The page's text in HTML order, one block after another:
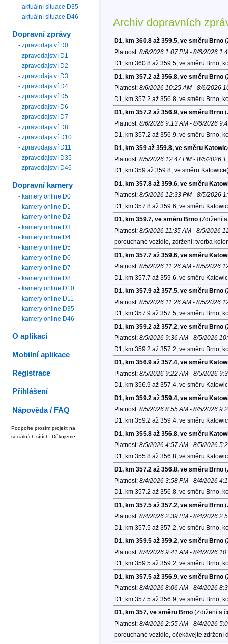
Archiv dopravních
D1, km 360.8 až 359.5, ve směru Brno
Platnost: 8/6/2026 1:07 PM - 8/6/2026
D1, km 360.8 až 359.5, ve směru Brno,
D1, km 357.2 až 356.8, ve směru Brno
Platnost: 8/6/2026 10:25 AM - 8/6/2026
D1, km 357.2 až 356.8, ve směru Brno,
D1, km 357.2 až 356.9, ve směru Brno
Platnost: 8/6/2026 9:13 AM - 8/6/2026
D1, km 357.2 až 356.9, ve směru Brno,
D1, km 359 až 359.8, ve směru
Platnost: 8/5/2026 12:47 PM - 8/5/2026
D1, km 359 až 359.8, ve směru
D1, km 357.8 až 359.6, ve směru
Platnost: 8/5/2026 12:33 PM - 8/5/2026
D1, km 357.8 až 359.6, ve směru
D1, km 359.7, ve směru Brno(Zdržení
Platnost: 8/5/2026 11:35 AM - 8/5/2026
porouchané vozidlo, zdržení; tvorba
D1, km 357.7 až 359.6, ve směru
Platnost: 8/5/2026 11:26 AM - 8/5/2026
D1, km 357.7 až 359.6, ve směru
D1, km 357.9 až 357.5, ve směru Brno
Platnost: 8/5/2026 11:26 AM - 8/5/2026
D1, km 357.9 až 357.5, ve směru Brno,
D1, km 359.2 až 357.2, ve směru Brno
Platnost: 8/5/2026 9:36 AM - 8/5/2026
D1, km 359.2 až 357.2, ve směru Brno,
D1, km 356.9 až 357.4, ve směru
Platnost: 8/5/2026 9:22 AM - 8/5/2026
D1, km 356.9 až 357.4, ve směru
D1, km 359.2 až 359.4, ve směru
Platnost: 8/5/2026 8:55 AM - 8/5/2026
D1, km 359.2 až 359.4, ve směru
D1, km 355.8 až 356.8, ve směru
Platnost: 8/5/2026 4:57 AM - 8/5/2026
D1, km 355.8 až 356.8, ve směru
D1, km 357.2 až 356.8, ve směru Brno
Platnost: 8/4/2026 3:58 PM - 8/4/2026
D1, km 357.2 až 356.8, ve směru Brno,
D1, km 357.5 až 357.2, ve směru Brno
Platnost: 8/4/2026 2:39 PM - 8/4/2026
D1, km 357.5 až 357.2, ve směru Brno,
D1, km 359.5 až 359.2, ve směru Brno
Platnost: 8/4/2026 9:41 AM - 8/4/2026
D1, km 359.5 až 359.2, ve směru Brno,
D1, km 357.5 až 356.9, ve směru Brno
Platnost: 8/4/2026 8:06 AM - 8/4/2026
D1, km 357.5 až 356.9, ve směru Brno,
D1, km 357, ve směru Brno(Zdržení a
Platnost: 8/4/2026 2:55 AM - 8/4/2026
porouchané vozidlo, očekávejte zdržení
- aktuální situace D35
- aktuální situace D46
Dopravní zprávy
- zpravodajství D0
- zpravodajství D1
- zpravodajství D2
- zpravodajství D3
- zpravodajství D4
- zpravodajství D5
- zpravodajství D6
- zpravodajství D7
- zpravodajství D8
- zpravodajství D10
- zpravodajství D11
- zpravodajství D35
- zpravodajství D46
Dopravní kamery
- kamery online D0
- kamery online D1
- kamery online D2
- kamery online D3
- kamery online D4
- kamery online D5
- kamery online D6
- kamery online D7
- kamery online D8
- kamery online D10
- kamery online D11
- kamery online D35
- kamery online D46
O aplikaci
Mobilní aplikace
Registrace
Přihlášení
Nápověda / FAQ
Podpořte prosím projekt na
sociálních sítích. Děkujeme